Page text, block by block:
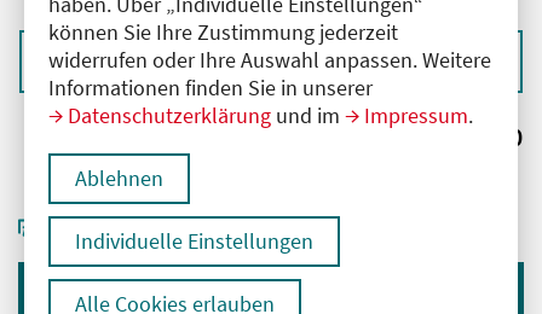
können Sie Ihre Zustimmung jederzeit
widerrufen oder Ihre Auswahl anpassen. Weitere
Informationen finden Sie in unserer
Datenschutzerklärung und im Impressum.
Ablehnen
Individuelle Einstellungen
Alle Cookies erlauben
Sortieren nach
Ergebnisse: 0